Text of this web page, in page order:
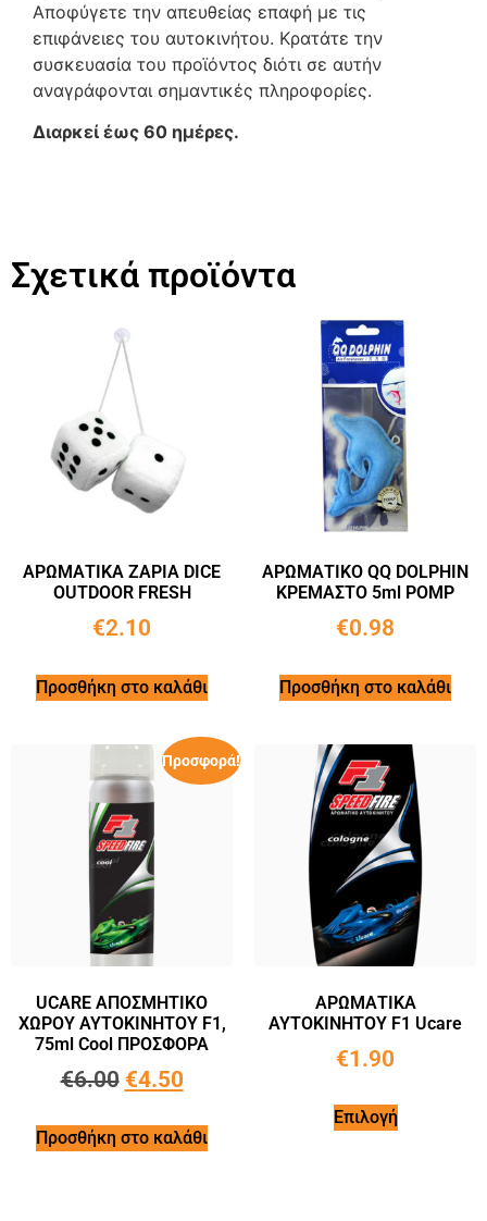
Αποφύγετε την απευθείας επαφή με τις
επιφάνειες του αυτοκινήτου. Κρατάτε την
συσκευασία του προϊόντος διότι σε αυτήν
αναγράφονται σημαντικές πληροφορίες.
Διαρκεί έως 60 ημέρες.
Σχετικά προϊόντα
ΑΡΩΜΑΤΙΚΑ ΖΑΡΙΑ DICE
OUTDOOR FRESH
€2.10
Προσθήκη στο καλάθι
ΑΡΩΜΑΤΙKΟ QQ DOLPHIN
ΚΡΕΜΑΣΤΟ 5ml POMP
€0.98
Προσθήκη στο καλάθι
Προσφορά!
UCARE ΑΠΟΣΜΗΤΙΚΟ
ΧΩΡΟΥ ΑΥΤΟΚΙΝΗΤΟΥ F1,
75ml Cool ΠΡΟΣΦΟΡΑ
€6.00 €4.50
Προσθήκη στο καλάθι
ΑΡΩΜΑΤΙΚΑ
ΑΥΤΟΚΙΝΗΤΟΥ F1 Ucare
€1.90
Επιλογή